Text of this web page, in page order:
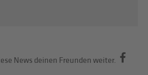
News deinen Freunden weiter.